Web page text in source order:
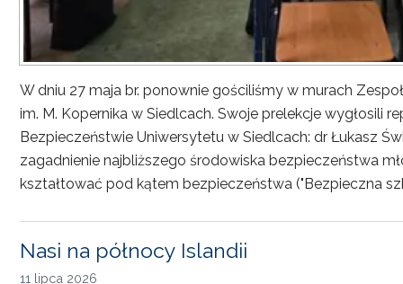
W dniu 27 maja br. ponownie gościliśmy w murach
im. M. Kopernika w Siedlcach. Swoje prelekcje wygłosili
Bezpieczeństwie Uniwersytetu w Siedlcach: dr Łukasz
zagadnienie najbliższego środowiska bezpieczeństwa
kształtować pod kątem bezpieczeństwa ("Bezpieczna
Nasi na północy Islandii
11 lipca 2026